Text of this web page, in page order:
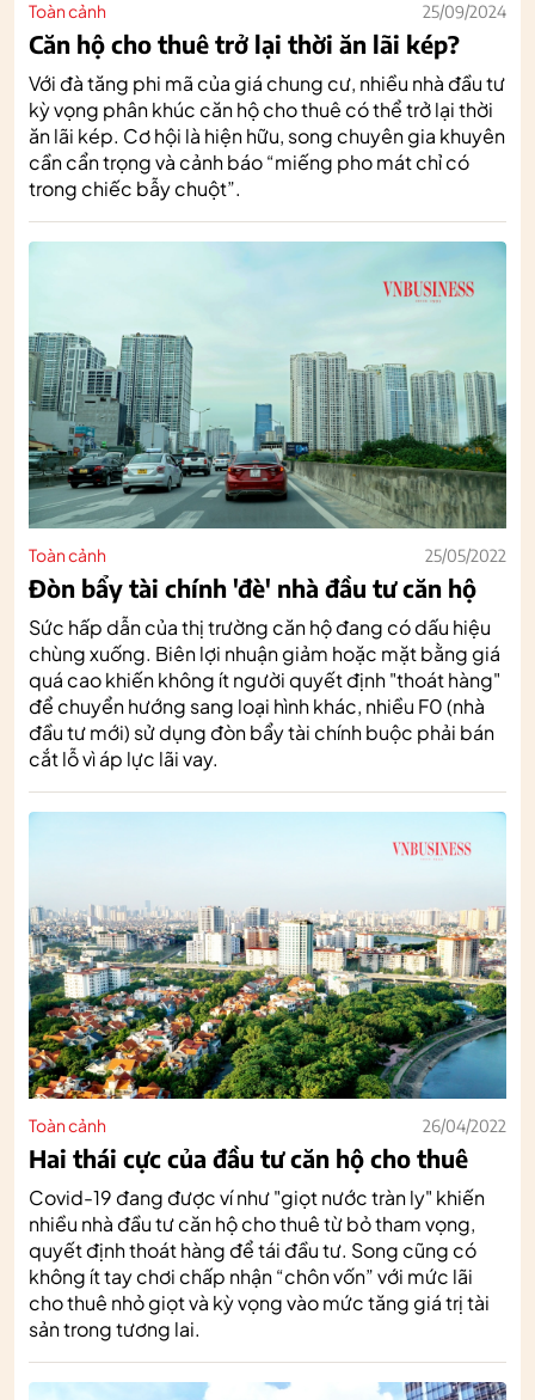
Toàn cảnh 25/09/2024
Căn hộ cho thuê trở lại thời ăn lãi kép?
Với đà tăng phi mã của giá chung cư, nhiều nhà đầu tư
kỳ vọng phân khúc căn hộ cho thuê có thể trở lại thời
ăn lãi kép. Cơ hội là hiện hữu, song chuyên gia khuyên
cần cẩn trọng và cảnh báo “miếng pho mát chỉ có
trong chiếc bẫy chuột”.
Toàn cảnh 25/05/2022
Đòn bẩy tài chính 'đè' nhà đầu tư căn hộ
Sức hấp dẫn của thị trường căn hộ đang có dấu hiệu
chùng xuống. Biên lợi nhuận giảm hoặc mặt bằng giá
quá cao khiến không ít người quyết định "thoát hàng"
để chuyển hướng sang loại hình khác, nhiều F0 (nhà
đầu tư mới) sử dụng đòn bẩy tài chính buộc phải bán
cắt lỗ vì áp lực lãi vay.
Toàn cảnh 26/04/2022
Hai thái cực của đầu tư căn hộ cho thuê
Covid-19 đang được ví như "giọt nước tràn ly" khiến
nhiều nhà đầu tư căn hộ cho thuê từ bỏ tham vọng,
quyết định thoát hàng để tái đầu tư. Song cũng có
không ít tay chơi chấp nhận “chôn vốn” với mức lãi
cho thuê nhỏ giọt và kỳ vọng vào mức tăng giá trị tài
sản trong tương lai.